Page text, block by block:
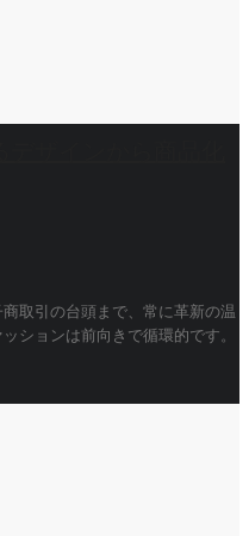
取引の台頭まで、常に革新の温
ションは前向きで循環的です。